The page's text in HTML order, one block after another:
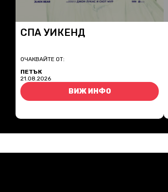
СПА УИКЕНД
ОЧАКВАЙТЕ ОТ:
ПЕТЪК
21.08.2026
ВИЖ ИНФО